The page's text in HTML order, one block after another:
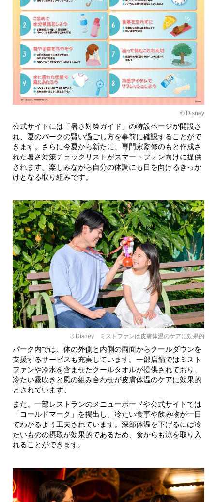
© Disney
公式サイトには「暑さ対策ガイド」の特設ページが開設さ
れ、夏のパークの賢い過ごし方を事前に確認することがで
きます。さらに今夏から新たに、専門家監修のもと作成さ
れた暑さ対策チェックリストがスマートフォン向けに提供
されます。楽しみながら自分の体調にも目を向けるきっか
けとなる取り組みです。
© Disney ミストファンは皮膚体温のケアに効果的
パーク内では、体の外側と内側の両面からクールダウンを
支援するサービスも充実しています。一部店舗ではミスト
ファンや冷水を含ませたクールタオルが提供されており、
冷たい霧吹きと風の組み合わせが皮膚体温のケアに効果的
とされています。
また、一部レストランのメニューボードや公式サイトでは
「コールドマーク」を掲出し、冷たい食事や飲み物が一目
でわかるよう工夫されています。深部体温を下げるには冷
たいものの摂取が効果的であるため、食からも涼を取り入
れることができます。